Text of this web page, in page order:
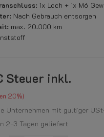
1x Loch + 1x M6
Nach Gebrauch entsorgen
max. 20.000 km
Steuer inkl.
20%
Unternehmen mit gültiger
2-3 Tagen geliefert